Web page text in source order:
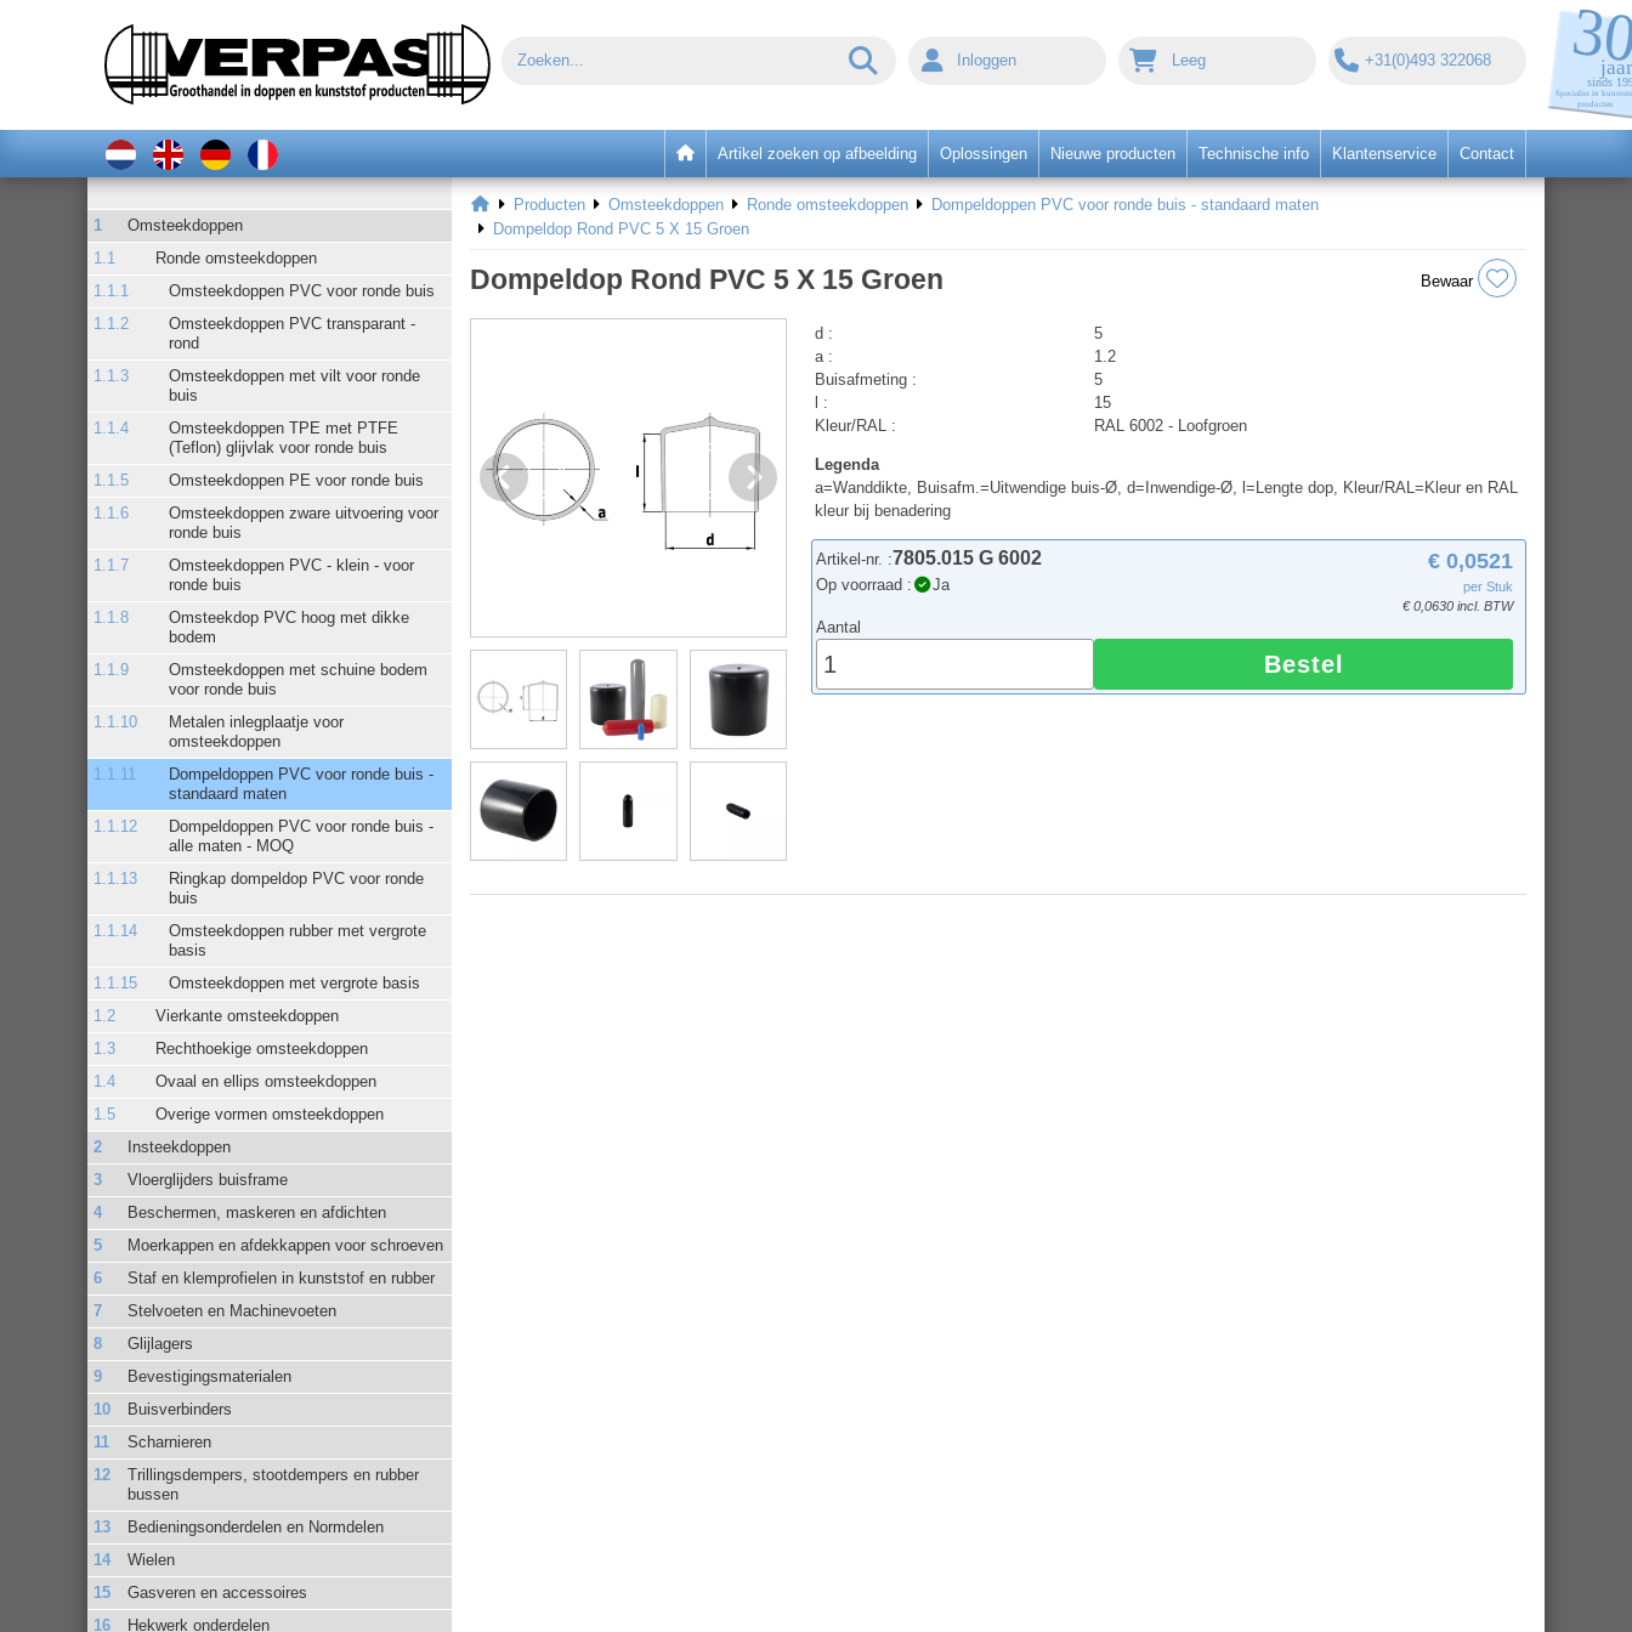
Inloggen Leeg +31(0)493 322068
Artikel zoeken op afbeelding Oplossingen Nieuwe producten Technische info Klantenservice Contact
Omsteekdoppen
Ronde omsteekdoppen
Omsteekdoppen PVC voor ronde buis
Omsteekdoppen PVC transparant -
rond
Omsteekdoppen met vilt voor ronde
buis
Omsteekdoppen TPE met PTFE
(Teflon) glijvlak voor ronde buis
Omsteekdoppen PE voor ronde buis
Omsteekdoppen zware uitvoering voor
ronde buis
Omsteekdoppen PVC - klein - voor
ronde buis
Omsteekdop PVC hoog met dikke
bodem
Omsteekdoppen met schuine bodem
voor ronde buis
Metalen inlegplaatje voor
omsteekdoppen
Dompeldoppen PVC voor ronde buis -
standaard maten
Dompeldoppen PVC voor ronde buis -
alle maten - MOQ
Ringkap dompeldop PVC voor ronde
buis
Omsteekdoppen rubber met vergrote
basis
Omsteekdoppen met vergrote basis
Vierkante omsteekdoppen
Rechthoekige omsteekdoppen
Ovaal en ellips omsteekdoppen
Overige vormen omsteekdoppen
Insteekdoppen
Vloerglijders buisframe
Beschermen, maskeren en afdichten
Moerkappen en afdekkappen voor schroeven
Staf en klemprofielen in kunststof en rubber
Stelvoeten en Machinevoeten
Glijlagers
Bevestigingsmaterialen
Buisverbinders
Scharnieren
Trillingsdempers, stootdempers en rubber
bussen
Bedieningsonderdelen en Normdelen
Wielen
Gasveren en accessoires
Hekwerk onderdelen
Producten Omsteekdoppen Ronde omsteekdoppen
Dompeldoppen PVC voor ronde buis - standaard maten
Dompeldop Rond PVC 5 X 15 Groen
Dompeldop Rond PVC 5 X 15 Groen Bewaar
d :
5
a :
1.2
Buisafmeting :
5
l :
15
Kleur/RAL :
RAL 6002 - Loofgroen
Legenda
a=Wanddikte, Buisafm.=Uitwendige buis-Ø, d=Inwendige-Ø, l=Lengte dop, Kleur/RAL=Kleur en RAL
kleur bij benadering
Artikel-nr. :7805.015 G 6002
Op voorraad : Ja
€ 0,0521
per Stuk
€ 0,0630 incl. BTW
Aantal
Bestel